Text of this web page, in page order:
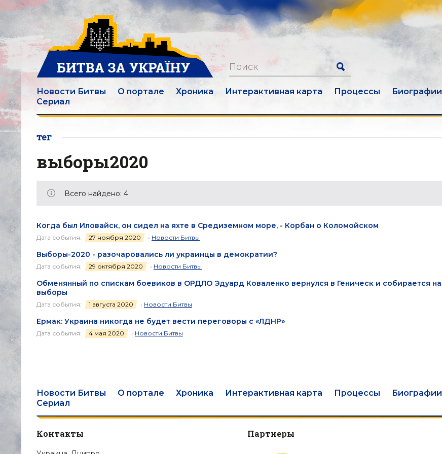
Новости Битвы О портале Хроника Интерактивная карта Процессы Биографии
Сериал
тег
выборы2020
Всего найдено: 4
Когда был Иловайск, он сидел на яхте в Средиземном море, - Корбан о Коломойском
Дата события: 27 ноября 2020 • Новости Битвы
Выборы-2020 - разочаровались ли украинцы в демократии?
Дата события: 29 октября 2020 • Новости Битвы
Обменянный по спискам боевиков в ОРДЛО Эдуард Коваленко вернулся в Геническ и собирается на
выборы
Дата события: 1 августа 2020 • Новости Битвы
Ермак: Украина никогда не будет вести переговоры с «ЛДНР»
Дата события: 4 мая 2020 • Новости Битвы
Новости Битвы О портале Хроника Интерактивная карта Процессы Биографии
Сериал
Контакты Партнеры